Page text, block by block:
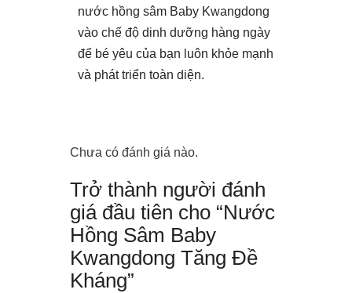
nước hồng sâm Baby Kwangdong
vào chế độ dinh dưỡng hàng ngày
để bé yêu của bạn luôn khỏe mạnh
và phát triển toàn diện.
Chưa có đánh giá nào.
Trở thành người đánh
giá đầu tiên cho “Nước
Hồng Sâm Baby
Kwangdong Tăng Đề
Kháng”